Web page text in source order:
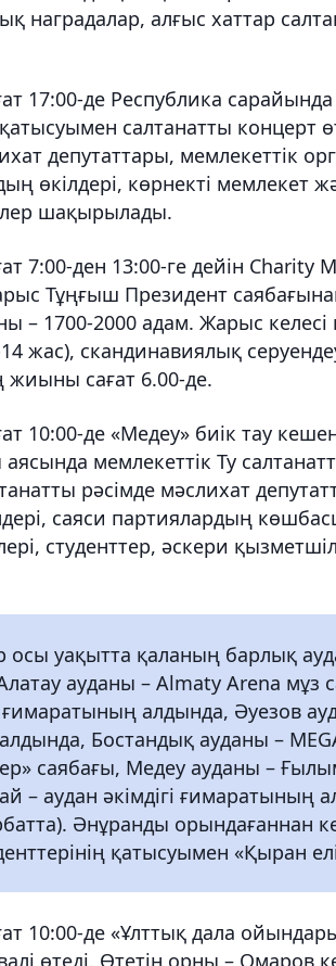
наградалар, алғыс хаттар
17:00-де Республика
салтанатты концерт
депутаттары, мемлекеттік
өкілдері, көрнекті мемлекет
шақырылады.
7:00-ден 13:00-ге дейін
Тұңғыш Президент
– 1700-2000 адам. Жарыс келесі
жас), скандинавиялық
сағат 6.00-де.
10:00-де «Медеу» биік тау
мемлекеттік Ту
рәсімде мәслихат
саяси партиялардың
студенттер, әскери
осы уақытта қаланың барлық
ауданы – Almaty Arena
алдында, Әуезов
Бостандық ауданы –
саябағы, Медеу ауданы –
– аудан әкімдігі ғимаратының
Әнұранды орындағаннан
қатысуымен «Қыран
10:00-де «Ұлттық дала
өтеді. Өтетін орны –